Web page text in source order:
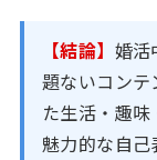
【結論】 婚活
題ないコンテ
た生活・趣
魅力的な自